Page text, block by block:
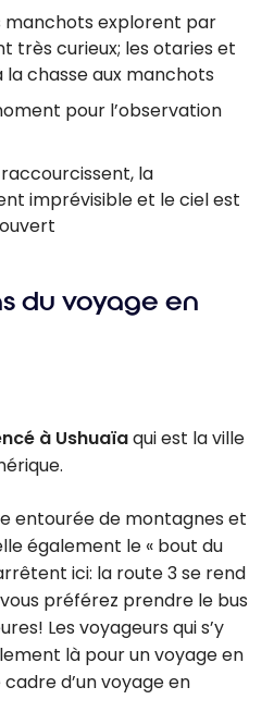
manchots explorent par
très curieux; les otaries et
la chasse aux manchots
pour l’observation
la
imprévisible et le ciel est
du voyage en
à Ushuaïaqui est la ville
entourée de montagnes et
également le « bout du
ici: la route 3 se rend
vous préférez prendre le bus
Les voyageurs qui s’y
là pour un voyage en
d’un voyage en